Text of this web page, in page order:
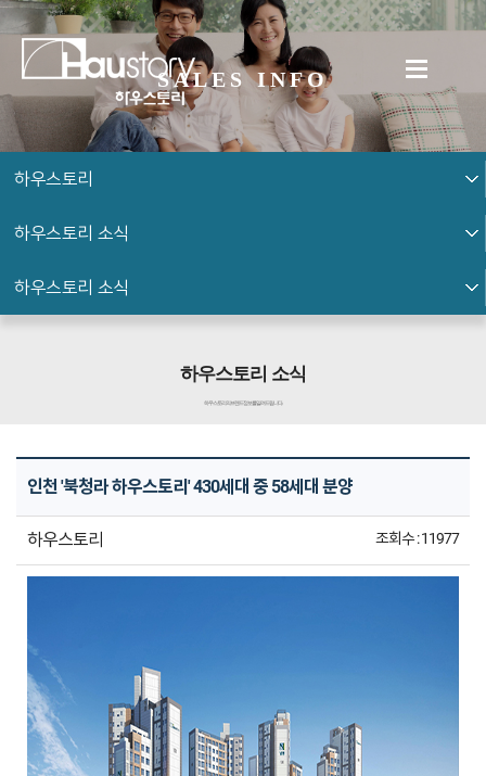
SALES INFO
하우스토리
하우스토리 소식
하우스토리 소식
하우스토리 소식
하우스토리의 브랜드 정보를 알려드립니다.
인천 '북청라 하우스토리' 430세대 중 58세대 분양
하우스토리 조회수 : 11977